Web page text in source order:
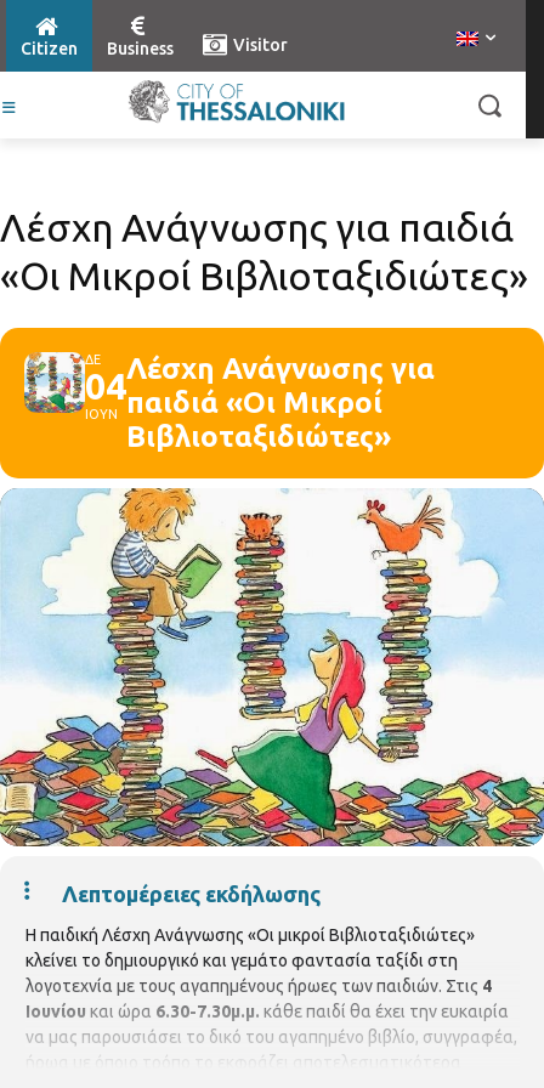
Citizen Business Visitor
Λέσχη Ανάγνωσης για παιδιά
«Οι Μικροί Βιβλιοταξιδιώτες»
ΔΕ
04
ΙΟΥΝ
Λέσχη Ανάγνωσης για
παιδιά «Οι Μικροί
Βιβλιοταξιδιώτες»
Λεπτομέρειες εκδήλωσης
Η παιδική Λέσχη Ανάγνωσης «Οι μικροί Βιβλιοταξιδιώτες»
κλείνει το δημιουργικό και γεμάτο φαντασία ταξίδι στη
λογοτεχνία με τους αγαπημένους ήρωες των παιδιών. Στις 4
Ιουνίου και ώρα 6.30-7.30μ.μ. κάθε παιδί θα έχει την ευκαιρία
να μας παρουσιάσει το δικό του αγαπημένο βιβλίο, συγγραφέα,
ήρωα με όποιο τρόπο το εκφράζει αποτελεσματικότερα